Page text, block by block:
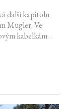
další kapitolu
Mugler. Ve
kabelkám
a dávných